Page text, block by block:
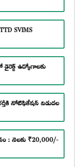
SVIMS
డైరెక్ట్ ఉద్యోగాలకు
నోటిఫికేషన్ విడుదల
: నెలకు ₹20,000/-